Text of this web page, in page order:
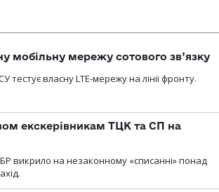
мобільну мережу сотового зв’язку
власну LTE-мережу на лінії фронту.
екскерівникам ТЦК та СП на
викрило на незаконному «списанні» понад